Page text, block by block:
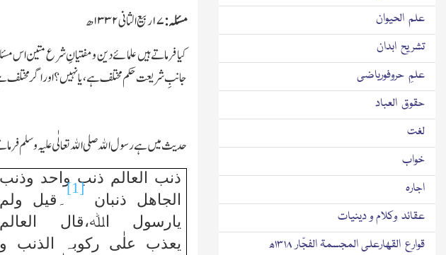
مسئلہ:۱۷ربیع الثانی۱۳۳۲ھ
کیا فرماتے ہیں علمائے دین و مفتیانِ شرع متین اس
جانبِ شریعت حکم مختلف ہے،یا نہیں؟ اور اگر مختلف
حدیث میں ہے رسول اﷲ صلی اﷲ تعالٰی علیہ وسلم
ذنب العالم ذنب واحد وذنب
الجاھل ذنبان
[1]
۔قیل ولم
یارسول اﷲ،قال العالم
یعذب علٰی رکوبہ الذنب و
علم الحیوان
تشریح ابدان
علمِ حروفوریاضی
حقوق العباد
لغت
خواب
اجارہ
عقائد وکلام و دینیات
قوارع القھارعلی المجسمۃ الفجّار ۱۳۱۸ھ